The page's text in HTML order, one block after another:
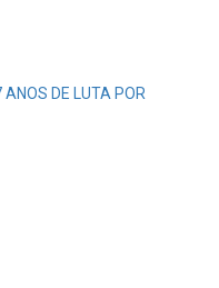
DE LUTA POR